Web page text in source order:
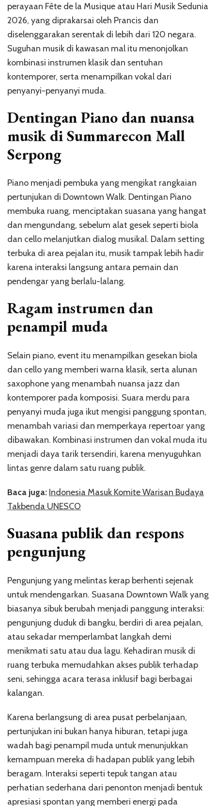
perayaan Fête de la Musique atau Hari Musik Sedunia
2026, yang diprakarsai oleh Prancis dan
diselenggarakan serentak di lebih dari 120 negara.
Suguhan musik di kawasan mal itu menonjolkan
kombinasi instrumen klasik dan sentuhan
kontemporer, serta menampilkan vokal dari
penyanyi-penyanyi muda.
Dentingan Piano dan nuansa
musik di Summarecon Mall
Serpong
Piano menjadi pembuka yang mengikat rangkaian
pertunjukan di Downtown Walk. Dentingan Piano
membuka ruang, menciptakan suasana yang hangat
dan mengundang, sebelum alat gesek seperti biola
dan cello melanjutkan dialog musikal. Dalam setting
terbuka di area pejalan itu, musik tampak lebih hadir
karena interaksi langsung antara pemain dan
pendengar yang berlalu-lalang.
Ragam instrumen dan
penampil muda
Selain piano, event itu menampilkan gesekan biola
dan cello yang memberi warna klasik, serta alunan
saxophone yang menambah nuansa jazz dan
kontemporer pada komposisi. Suara merdu para
penyanyi muda juga ikut mengisi panggung spontan,
menambah variasi dan memperkaya repertoar yang
dibawakan. Kombinasi instrumen dan vokal muda itu
menjadi daya tarik tersendiri, karena menyuguhkan
lintas genre dalam satu ruang publik.
Baca juga: Indonesia Masuk Komite Warisan Budaya
Takbenda UNESCO
Suasana publik dan respons
pengunjung
Pengunjung yang melintas kerap berhenti sejenak
untuk mendengarkan. Suasana Downtown Walk yang
biasanya sibuk berubah menjadi panggung interaksi:
pengunjung duduk di bangku, berdiri di area pejalan,
atau sekadar memperlambat langkah demi
menikmati satu atau dua lagu. Kehadiran musik di
ruang terbuka memudahkan akses publik terhadap
seni, sehingga acara terasa inklusif bagi berbagai
kalangan.
Karena berlangsung di area pusat perbelanjaan,
pertunjukan ini bukan hanya hiburan, tetapi juga
wadah bagi penampil muda untuk menunjukkan
kemampuan mereka di hadapan publik yang lebih
beragam. Interaksi seperti tepuk tangan atau
perhatian sederhana dari penonton menjadi bentuk
apresiasi spontan yang memberi energi pada